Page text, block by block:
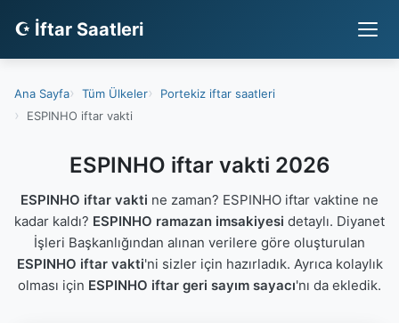
☪ İftar Saatleri
Ana Sayfa Tüm Ülkeler
Portekiz iftar saatleri
ESPINHO iftar vakti
ESPINHO iftar vakti 2026
ESPINHO iftar vakti ne zaman? ESPINHO iftar vaktine ne
kadar kaldı? ESPINHO ramazan imsakiyesi detaylı. Diyanet
İşleri Başkanlığından alınan verilere göre oluşturulan
ESPINHO iftar vakti'ni sizler için hazırladık. Ayrıca kolaylık
olması için ESPINHO iftar geri sayım sayacı'nı da ekledik.